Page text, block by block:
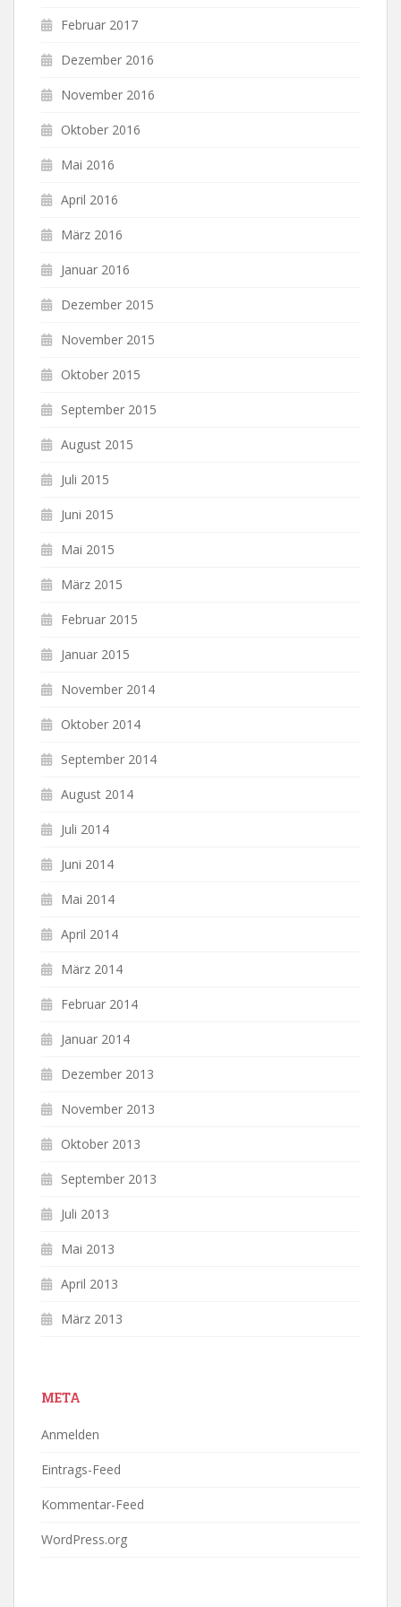
Februar 2017
Dezember 2016
November 2016
Oktober 2016
Mai 2016
April 2016
März 2016
Januar 2016
Dezember 2015
November 2015
Oktober 2015
September 2015
August 2015
Juli 2015
Juni 2015
Mai 2015
März 2015
Februar 2015
Januar 2015
November 2014
Oktober 2014
September 2014
August 2014
Juli 2014
Juni 2014
Mai 2014
April 2014
März 2014
Februar 2014
Januar 2014
Dezember 2013
November 2013
Oktober 2013
September 2013
Juli 2013
Mai 2013
April 2013
März 2013
META
Anmelden
Eintrags-Feed
Kommentar-Feed
WordPress.org